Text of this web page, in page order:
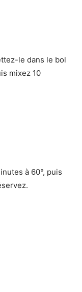
le dans le bol
mixez 10
à 60°, puis